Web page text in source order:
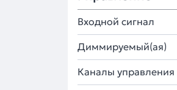
Входной сигнал
Диммируемый(ая)
Каналы управления